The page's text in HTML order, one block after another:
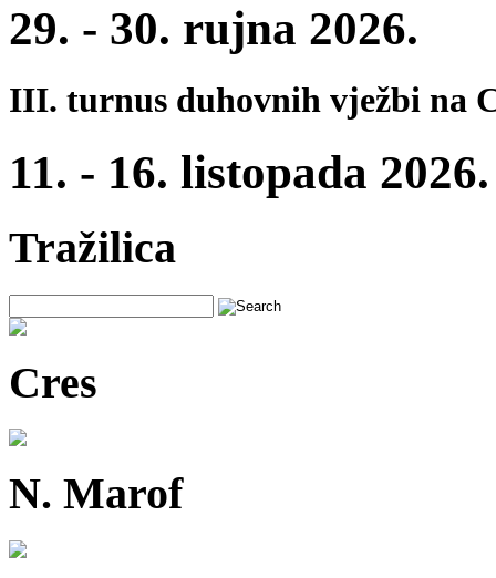
29. - 30. rujna 2026.
III. turnus duhovnih vježbi na
11. - 16. listopada 2026.
Tražilica
Cres
N. Marof